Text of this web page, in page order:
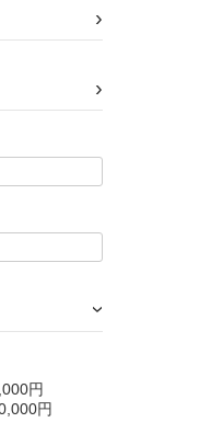
›
›
›
円
円